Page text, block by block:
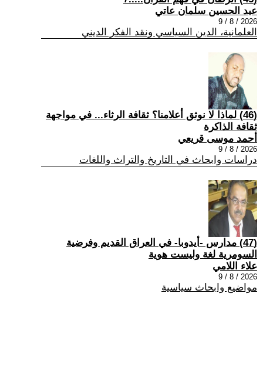
عبد الحسين سلمان عاتي
2026 / 8 / 9
العلمانية، الدين السياسي ونقد الفكر الديني
(46) لماذا لا نوثق أعلامنا؟ ثقافة الرثاء... في مواجهة
ثقافة الذاكرة
أحمد موسى قريعي
2026 / 8 / 9
دراسات وابحاث في التاريخ والتراث واللغات
(47) مدارس -أيدوبا- في العراق القديم وفرضية
السومرية لغة وليست هوية
علاء اللامي
2026 / 8 / 9
مواضيع وابحاث سياسية